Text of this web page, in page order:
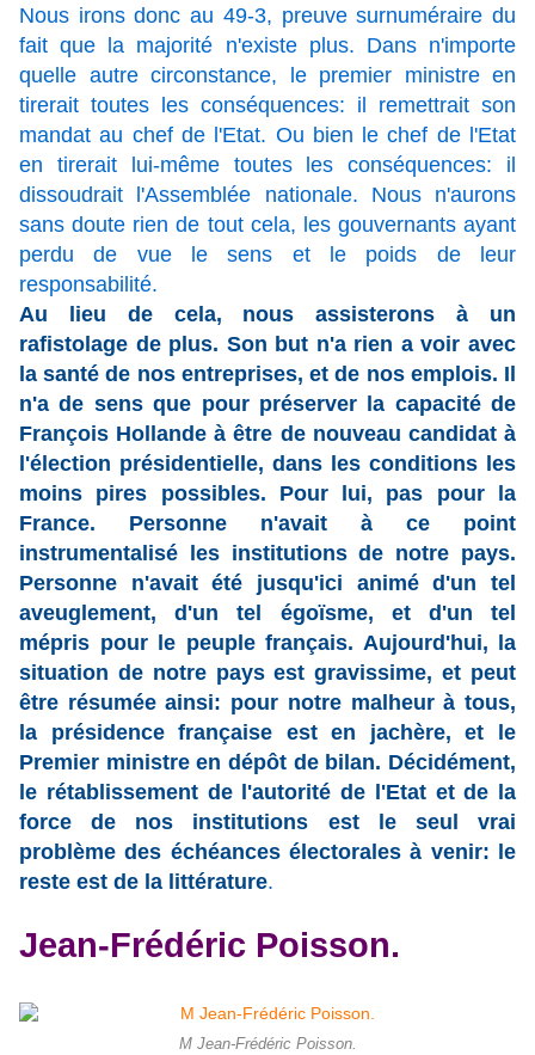
Nous irons donc au 49-3, preuve surnuméraire du
fait que la majorité n'existe plus. Dans n'importe
quelle autre circonstance, le premier ministre en
tirerait toutes les conséquences: il remettrait son
mandat au chef de l'Etat. Ou bien le chef de l'Etat
en tirerait lui-même toutes les conséquences: il
dissoudrait l'Assemblée nationale. Nous n'aurons
sans doute rien de tout cela, les gouvernants ayant
perdu de vue le sens et le poids de leur
responsabilité.
Au lieu de cela, nous assisterons à un
rafistolage de plus. Son but n'a rien a voir avec
la santé de nos entreprises, et de nos emplois. Il
n'a de sens que pour préserver la capacité de
François Hollande à être de nouveau candidat à
l'élection présidentielle, dans les conditions les
moins pires possibles. Pour lui, pas pour la
France. Personne n'avait à ce point
instrumentalisé les institutions de notre pays.
Personne n'avait été jusqu'ici animé d'un tel
aveuglement, d'un tel égoïsme, et d'un tel
mépris pour le peuple français. Aujourd'hui, la
situation de notre pays est gravissime, et peut
être résumée ainsi: pour notre malheur à tous,
la présidence française est en jachère, et le
Premier ministre en dépôt de bilan. Décidément,
le rétablissement de l'autorité de l'Etat et de la
force de nos institutions est le seul vrai
problème des échéances électorales à venir: le
reste est de la littérature.
Jean-Frédéric Poisson.
M Jean-Frédéric Poisson.